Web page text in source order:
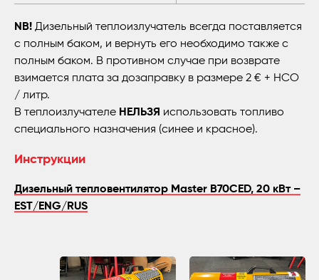
NB! Дизельный теплоизлучатель всегда поставляется
с полным баком, и вернуть его необходимо также с
полным баком. В противном случае при возврате
взимается плата за дозаправку в размере 2 € + НСО
/ литр.
В теплоизлучателе НЕЛЬЗЯ использовать топливо
специального назначения (синее и красное).
Инструкции
Дизельный тепловентилятор Master B70CED, 20 кВт –
EST/ENG/RUS